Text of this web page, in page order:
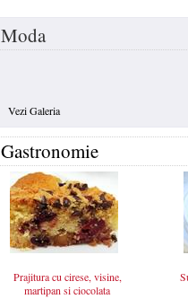
Moda
Vezi Galeria
Gastronomie
Prajitura cu cirese, visine,
martipan si ciocolata